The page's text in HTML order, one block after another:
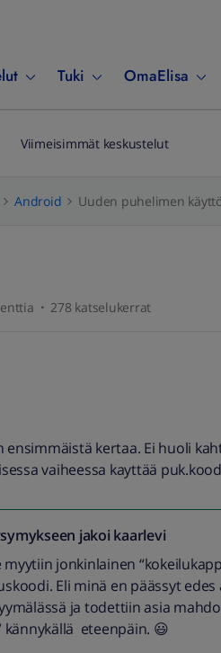
Tuki OmaElisa
Viimeisimmät keskustelut
Android Uuden puhelimen
278 katselukerrat
kertaa. Ei huoli
vaiheessa kayttää
jakoi kaarlevi
jonkinlainen
Eli minä en päässyt edes
ja todettiin asia
kännykällä eteenpäin. 😃